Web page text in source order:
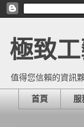
極致
值得您信賴的資訊
首頁 服